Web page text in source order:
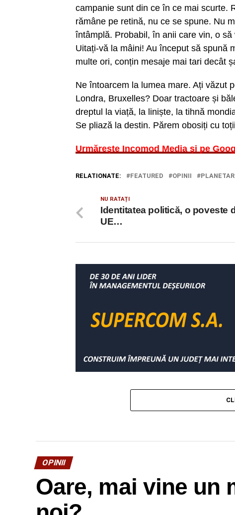
campanie sunt din ce în ce mai scurte.
rămâne pe retină, nu ce se spune. Nu
întâmplă. Probabil, în anii care vin, o
Uitați-vă la mâini! Au început să spună
multe ori, conțin mesaje mai tari decât
Ne întoarcem la lumea mare. Ați văzut
Londra, Bruxelles? Doar tractoare și
dreptul la viață, la liniște, la tihnă
Se pliază la destin. Părem obosiți cu
Urmărește Incomod Media și pe
RELATIONATE: FEATURED OPINII PLANETAR
NU RATAȚI
Identitatea politică, o poveste
UE…
OPINII
Oare, mai vine un